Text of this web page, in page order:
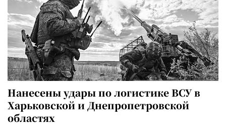
Нанесены удары по логистике ВСУ в
Харьковской и Днепропетровской
областях